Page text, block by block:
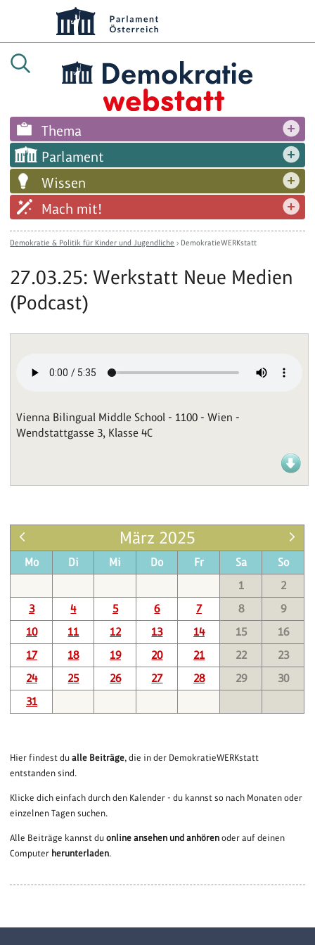
Thema
Parlament
Wissen
Mach mit!
Demokratie & Politik für Kinder und Jugendliche › DemokratieWERKstatt
27.03.25: Werkstatt Neue Medien
(Podcast)
Vienna Bilingual Middle School - 1100 - Wien -
Wendstattgasse 3, Klasse 4C
März 2025
Mo Di Mi Do Fr Sa
So
1
2
3
4 5 6 7 8
9
10
11 12 13 14 15
16
17
18 19 20 21 22
23
24
25 26 27 28 29
30
31
Hier findest dualle Beiträge, die in der DemokratieWERKstatt
entstanden sind.
Klicke dich einfach durch den Kalender - du kannst so nach Monaten oder
einzelnen Tagen suchen.
Alle Beiträge kannst duonline ansehen und anhören oder auf deinen
Computer herunterladen.